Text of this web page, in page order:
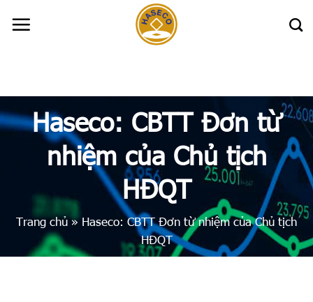
Haseco: CBTT Đơn từ
nhiệm của Chủ tịch
HĐQT
Trang chủ»Haseco: CBTT Đơn từ nhiệm của Chủ tịch
HĐQT